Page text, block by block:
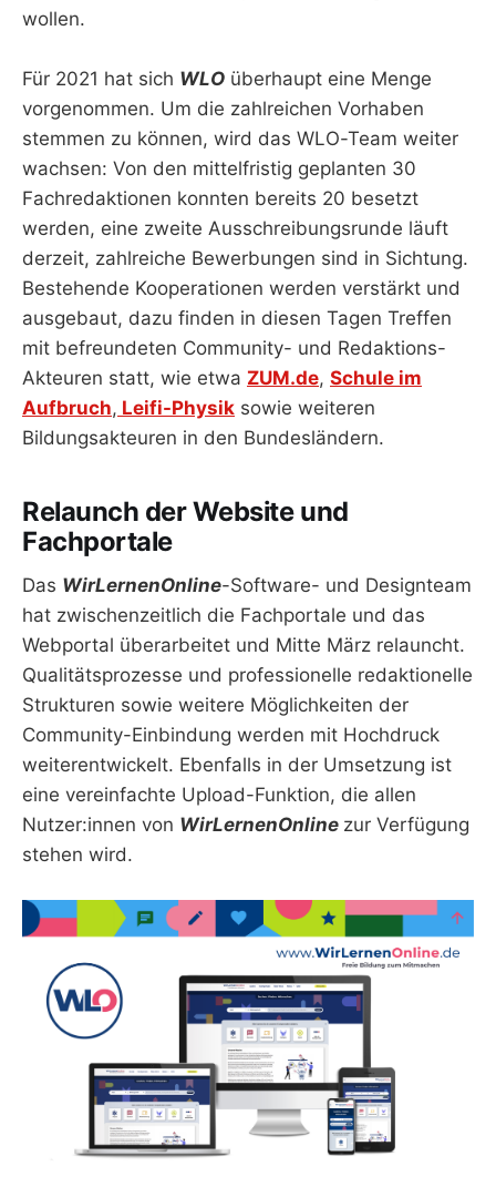
wollen.
Für 2021 hat sich WLO überhaupt eine Menge
vorgenommen. Um die zahlreichen Vorhaben
stemmen zu können, wird das WLO-Team weiter
wachsen: Von den mittelfristig geplanten 30
Fachredaktionen konnten bereits 20 besetzt
werden, eine zweite Ausschreibungsrunde läuft
derzeit, zahlreiche Bewerbungen sind in Sichtung.
Bestehende Kooperationen werden verstärkt und
ausgebaut, dazu finden in diesen Tagen Treffen
mit befreundeten Community- und Redaktions-
Akteuren statt, wie etwa ZUM.de, Schule im
Aufbruch, Leifi-Physik sowie weiteren
Bildungsakteuren in den Bundesländern.
Relaunch der Website und
Fachportale
Das WirLernenOnline-Software- und Designteam
hat zwischenzeitlich die Fachportale und das
Webportal überarbeitet und Mitte März relauncht.
Qualitätsprozesse und professionelle redaktionelle
Strukturen sowie weitere Möglichkeiten der
Community-Einbindung werden mit Hochdruck
weiterentwickelt. Ebenfalls in der Umsetzung ist
eine vereinfachte Upload-Funktion, die allen
Nutzer:innen von WirLernenOnline zur Verfügung
stehen wird.